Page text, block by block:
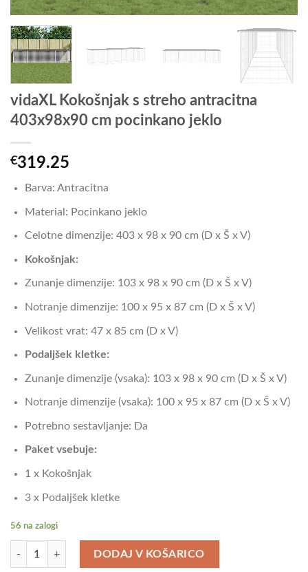
vidaXL Kokošnjak s streho antracitna
403x98x90 cm pocinkano jeklo
€319.25
Barva: Antracitna
Material: Pocinkano jeklo
Celotne dimenzije: 403 x 98 x 90 cm (D x Š x V)
Kokošnjak:
Zunanje dimenzije: 103 x 98 x 90 cm (D x Š x V)
Notranje dimenzije: 100 x 95 x 87 cm (D x Š x V)
Velikost vrat: 47 x 85 cm (D x V)
Podaljšek kletke:
Zunanje dimenzije (vsaka): 103 x 98 x 90 cm (D x Š x V)
Notranje dimenzije (vsaka): 100 x 95 x 87 cm (D x Š x V)
Potrebno sestavljanje: Da
Paket vsebuje:
1 x Kokošnjak
3 x Podaljšek kletke
56 na zalogi
vidaXL Kokošnjak s streho antracitna 403x98x90 cm pocinkano jeklo
DODAJ V KOŠARICO